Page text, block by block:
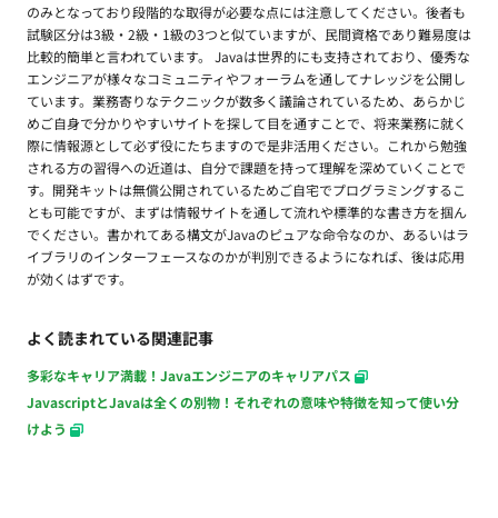
のみとなっており段階的な取得が必要な点には注意してください。後者も
試験区分は3級・2級・1級の3つと似ていますが、民間資格であり難易度は
比較的簡単と言われています。 Javaは世界的にも支持されており、優秀な
エンジニアが様々なコミュニティやフォーラムを通してナレッジを公開し
ています。業務寄りなテクニックが数多く議論されているため、あらかじ
めご自身で分かりやすいサイトを探して目を通すことで、将来業務に就く
際に情報源として必ず役にたちますので是非活用ください。これから勉強
される方の習得への近道は、自分で課題を持って理解を深めていくことで
す。開発キットは無償公開されているためご自宅でプログラミングするこ
とも可能ですが、まずは情報サイトを通して流れや標準的な書き方を掴ん
でください。書かれてある構文がJavaのピュアな命令なのか、あるいはラ
イブラリのインターフェースなのかが判別できるようになれば、後は応用
が効くはずです。
よく読まれている関連記事
多彩なキャリア満載！Javaエンジニアのキャリアパス
JavascriptとJavaは全くの別物！それぞれの意味や特徴を知って使い分
けよう